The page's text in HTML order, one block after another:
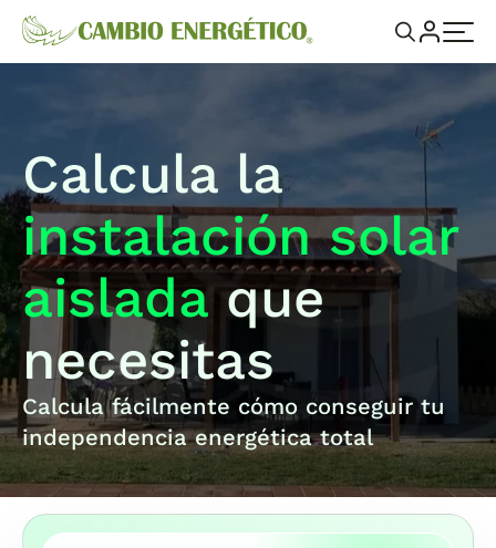
Calcula la
instalación solar
aislada que
necesitas
Calcula fácilmente cómo conseguir tu
independencia energética total